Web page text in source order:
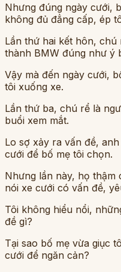
Nhưng đúng ngày cưới,
không đủ đẳng cấp, ép
Lần thứ hai kết hôn, chú
thành BMW đúng như ý
Vậy mà đến ngày cưới,
tôi xuống xe.
Lần thứ ba, chú rể là
buổi xem mắt.
Lo sợ xảy ra vấn đề,
cưới để bố mẹ tôi chọn.
Nhưng lần này, họ
nói xe cưới có vấn đề,
Tôi không hiểu nổi,
đề gì?
Tại sao bố mẹ vừa giục
cưới để ngăn cản?